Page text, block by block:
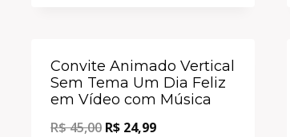
Convite Animado Vertical
Sem Tema Um Dia Feliz
em Vídeo com Música
R$45,00 R$ 24,99